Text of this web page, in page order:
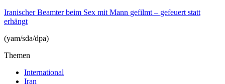
Iranischer Beamter beim Sex mit Mann gefilmt – gefeuert statt
erhängt
(yam/sda/dpa)
Themen
International
Iran